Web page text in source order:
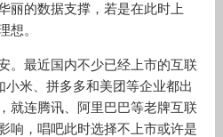
丽的数据支撑，若是在此时上
想。
。最近国内不少已经上市的互联
小米、拼多多和美团等企业都出
就连腾讯、阿里巴巴等老牌互联
响，唱吧此时选择不上市或许是